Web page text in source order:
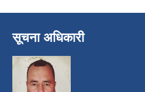
सूचना अधिकारी